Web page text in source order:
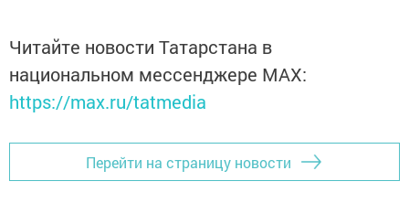
Читайте новости Татарстана в
национальном мессенджере MАХ:
https://max.ru/tatmedia
Перейти на страницу новости